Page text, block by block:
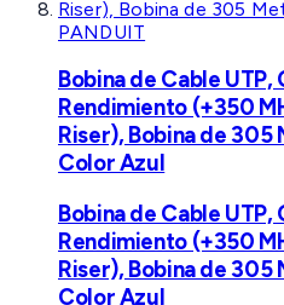
PANDUIT
Bobina de Cable
Rendimiento (+350
Riser), Bobina de 305
Color Azul
Bobina de Cable
Rendimiento (+350
Riser), Bobina de 305
Color Azul